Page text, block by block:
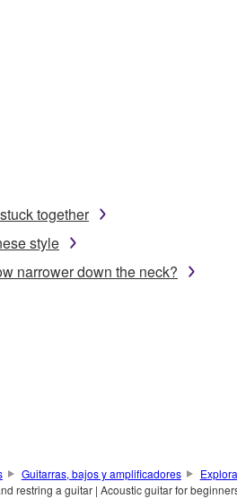
together
style
narrower down the neck?
Guitarras, bajos y amplificadores
restring a guitar | Acoustic guitar for